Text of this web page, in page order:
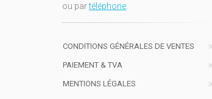
ou partéléphone
CONDITIONS GÉNÉRALES DE VENTES
PAIEMENT & TVA
MENTIONS LÉGALES